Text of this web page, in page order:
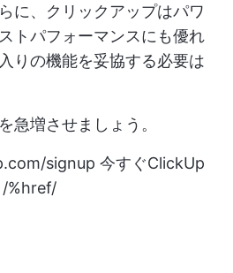
に、クリックアップはパワ
トパフォーマンスにも優れ
りの機能を妥協する必要は
急増させましょう。
signup 今すぐClickUp
/%href/